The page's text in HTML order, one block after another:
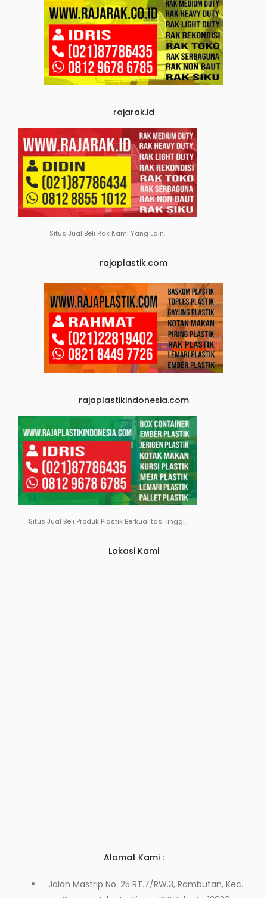
rajarak.id
Situs Jual Beli Rak Kami Yang Lain.
rajaplastik.com
rajaplastikindonesia.com
Situs Jual Beli Produk Plastik Berkualitas Tinggi.
Lokasi Kami
Alamat Kami :
Jalan Mastrip No. 25 RT.7/RW.3, Rambutan, Kec.